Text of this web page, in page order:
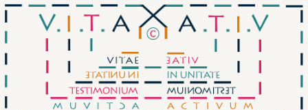
Salta al contenuto principale